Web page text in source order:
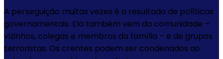
A perseguição muitas vezes é o resultado de políticas
governamentais. Ela também vem da comunidade –
vizinhos, colegas e membros da família – e de grupos
terroristas. Os crentes podem ser condenados ao